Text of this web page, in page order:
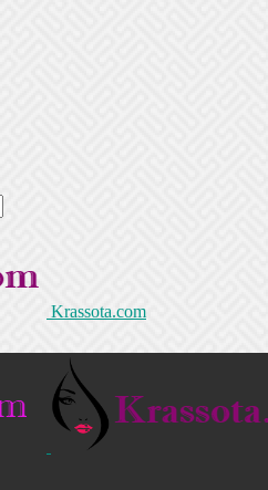
Krassota.com